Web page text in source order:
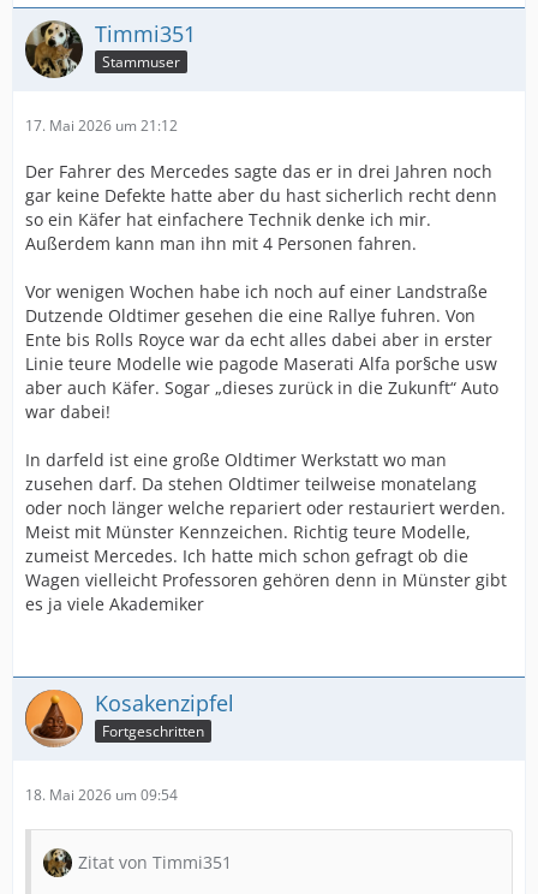
Timmi351
Stammuser
17. Mai 2026 um 21:12
Der Fahrer des Mercedes sagte das er in drei Jahren noch
gar keine Defekte hatte aber du hast sicherlich recht denn
so ein Käfer hat einfachere Technik denke ich mir.
Außerdem kann man ihn mit 4 Personen fahren.
Vor wenigen Wochen habe ich noch auf einer Landstraße
Dutzende Oldtimer gesehen die eine Rallye fuhren. Von
Ente bis Rolls Royce war da echt alles dabei aber in erster
Linie teure Modelle wie pagode Maserati Alfa por§che usw
aber auch Käfer. Sogar „dieses zurück in die Zukunft“ Auto
war dabei!
In darfeld ist eine große Oldtimer Werkstatt wo man
zusehen darf. Da stehen Oldtimer teilweise monatelang
oder noch länger welche repariert oder restauriert werden.
Meist mit Münster Kennzeichen. Richtig teure Modelle,
zumeist Mercedes. Ich hatte mich schon gefragt ob die
Wagen vielleicht Professoren gehören denn in Münster gibt
es ja viele Akademiker
Kosakenzipfel
Fortgeschritten
18. Mai 2026 um 09:54
Zitat von Timmi351